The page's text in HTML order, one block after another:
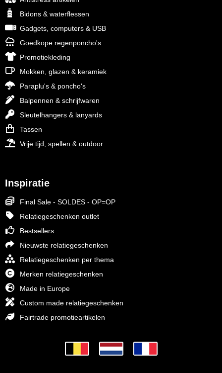
Bidons & waterflessen
Gadgets, computers & USB
Goedkope regenponcho's
Promotiekleding
Mokken, glazen & keramiek
Paraplu's & poncho's
Balpennen & schrijfwaren
Sleutelhangers & lanyards
Tassen
Vrije tijd, spellen & outdoor
Inspiratie
Final Sale - SOLDES - OP=OP
Relatiegeschenken outlet
Bestsellers
Nieuwste relatiegeschenken
Relatiegeschenken per thema
Merken relatiegeschenken
Made in Europe
Custom made relatiegeschenken
Fairtrade promotieartikelen